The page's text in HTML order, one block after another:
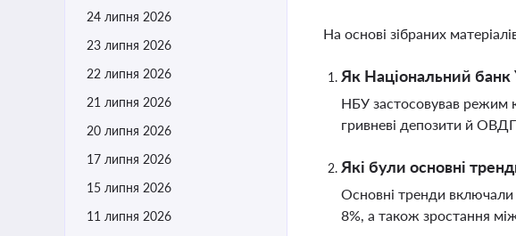
24 липня 2026
23 липня 2026
22 липня 2026
21 липня 2026
20 липня 2026
17 липня 2026
15 липня 2026
11 липня 2026
На основі зібраних
Як Національний банк
НБУ застосовував режим
гривневі депозити й
Які були основні
Основні тренди включали
8%, а також зростання